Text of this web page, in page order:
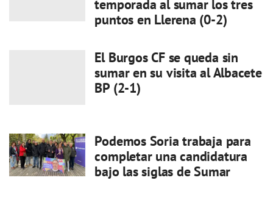
temporada al sumar los tres
puntos en Llerena (0-2)
El Burgos CF se queda sin
sumar en su visita al Albacete
BP (2-1)
Podemos Soria trabaja para
completar una candidatura
bajo las siglas de Sumar